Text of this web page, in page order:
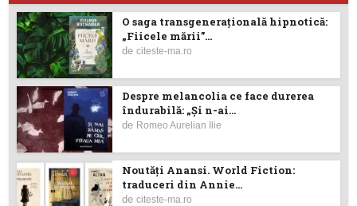
O saga transgenerațională hipnotică:
„Fiicele mării”...
deciteste-ma.ro
Despre melancolia ce face durerea
îndurabilă: „Și n-ai...
de Romeo Aurelian Ilie
Noutăţi Anansi. World Fiction:
traduceri din Annie...
deciteste-ma.ro